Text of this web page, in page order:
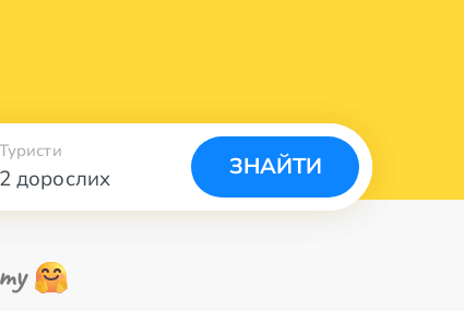
2 дорослих
Туристи
ЗНАЙТИ